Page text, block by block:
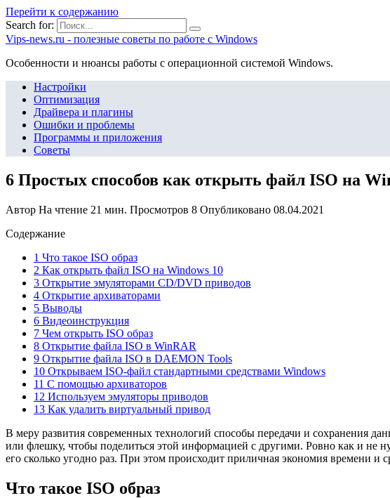
Перейти к содержанию
Search for:
Vips-news.ru - полезные советы по работе с Windows
Особенности и нюансы работы с операционной системой Windows.
Настройки
Оптимизация
Драйвера и плагины
Ошибки и проблемы
Программы и приложения
Советы
6 Простых способов как открыть файл ISO на
Автор На чтение 21 мин. Просмотров 8 Опубликовано 08.04.2021
Содержание
1 Что такое ISO образ
2 Как открыть файл ISO на Windows 10
3 Открытие эмуляторами CD/DVD приводов
4 Открытие архиваторами
5 Выводы
6 Видеоинструкция
7 Чем открыть ISO образ
8 Открытие файла ISO в WinRAR
9 Открытие файла ISO в DAEMON Tools
10 Открываем ISO-файл стандартными средствами Windows
11 С помощью архиваторов
12 Используем эмуляторы приводов
13 Как удалить виртуальный привод
В меру развития современных технологий способы передачи и сохранения
или флешку, чтобы поделиться этой информацией с другими. Ровно как и не
его сколько угодно раз. При этом происходит приличная экономия времени и
Что такое ISO образ